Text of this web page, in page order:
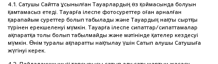
4.1. Сатушы Сайтта ұсынылған Тауарлардың өз қоймасында болуын
қамтамасыз етеді. Тауарға ілеспе фотосуреттер оған арналған
қарапайым суреттер болып табылады және Тауардың нақты сыртқы
түрінен ерекшеленуі мүмкін. Тауарға ілеспе сипаттар/сипаттамалар
ақпаратқа толы болып табылмайды және мәтінінде қателер кездесуі
мүмкін. Өнім туралы ақпаратты нақтылау үшін Сатып алушы Сатушыға
жүгінуі керек.